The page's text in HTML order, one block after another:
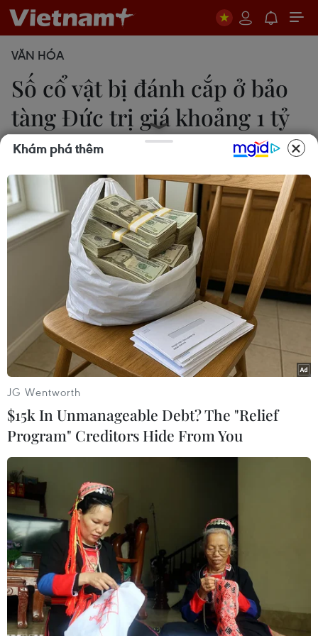
VĂN HÓA
Số cổ vật bị đánh cắp ở bảo
tàng Đức trị giá khoảng 1 tỷ
euro
Phan An
25/11/2019 12:49
Theo Cảnh sát Đức, bảo tàng Green Vault tại Cung
điện Hoàng gia ở thành phố Dresden, nơi trưng
bày khoảng 4.000 cổ vật quý giá làm bằng ngà,
vàng, bạc và đá quý, đã bị trộm "ghé thăm."
Bảo tàng Green Vault tại Cung điện Hoàng gia ở thành phố
Dresden. (Nguồn: EPA-EFE)
Một bảo tàng quốc gia ở Đức - sở hữu một trong
những bộ sưu tập cổ vật quý có từ thời Baroque
lớn nhất châu Âu - đã bị trộm đột nhập và đánh
cắp số hiện vật ước tính trị giá hàng tỷ euro.
Khám phá thêm
JG Wentworth
$15k In Unmanageable Debt? The "Relief
Program" Creditors Hide From You